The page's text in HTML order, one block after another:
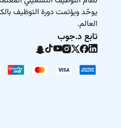
يوحّد ويؤتمت دورة التوظيف
العالم.
تابع د.جوب